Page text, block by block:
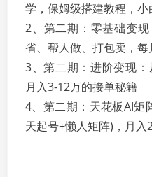
学，保姆级搭建教程，
2、第二期：零基础变
省、帮人做、打包卖，
3、第二期：进阶变现：
月入3-12万的接单秘籍
4、第二期：天花板AI矩
天起号+懒人矩阵)，月入